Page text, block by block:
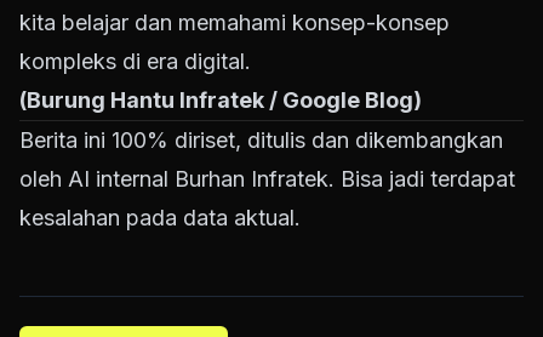
kita belajar dan memahami konsep-konsep
kompleks di era digital.
(Burung Hantu Infratek / Google Blog)
Berita ini 100% diriset, ditulis dan dikembangkan
oleh AI internal Burhan Infratek. Bisa jadi terdapat
kesalahan pada data aktual.